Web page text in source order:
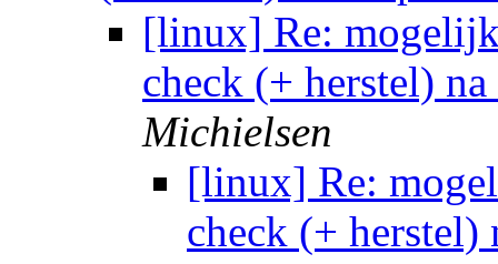
[linux] Re:
check (+ herstel)
Michielsen
[linux] Re:
check (+ herstel)